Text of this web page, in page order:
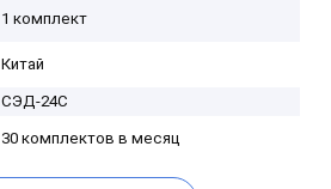
1 комплект
Китай
СЭД-24С
30 комплектов в месяц